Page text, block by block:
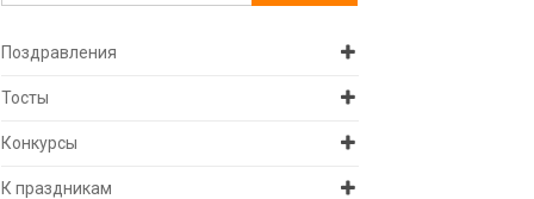
Поздравления
Тосты
Конкурсы
К праздникам